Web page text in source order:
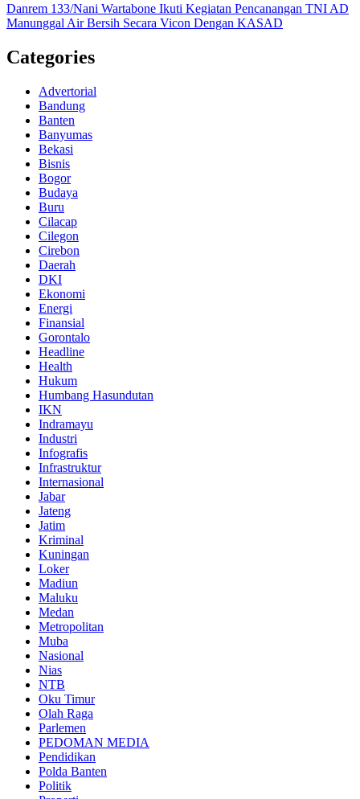
Danrem 133/Nani Wartabone Ikuti Kegiatan Pencanangan TNI AD
Manunggal Air Bersih Secara Vicon Dengan KASAD
Categories
Advertorial
Bandung
Banten
Banyumas
Bekasi
Bisnis
Bogor
Budaya
Buru
Cilacap
Cilegon
Cirebon
Daerah
DKI
Ekonomi
Energi
Finansial
Gorontalo
Headline
Health
Hukum
Humbang Hasundutan
IKN
Indramayu
Industri
Infografis
Infrastruktur
Internasional
Jabar
Jateng
Jatim
Kriminal
Kuningan
Loker
Madiun
Maluku
Medan
Metropolitan
Muba
Nasional
Nias
NTB
Oku Timur
Olah Raga
Parlemen
PEDOMAN MEDIA
Pendidikan
Polda Banten
Politik